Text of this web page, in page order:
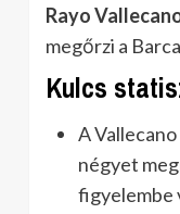
Rayo
megőrzi a
Kulcs
A
négyet
figyelembe